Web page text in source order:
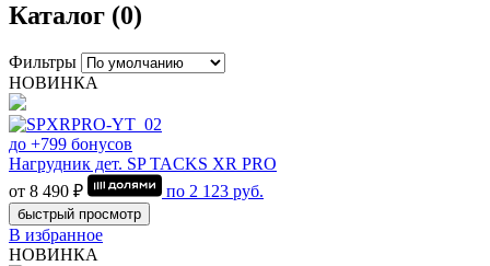
Каталог (0)
Фильтры
НОВИНКА
до +799 бонусов
Нагрудник дет. SP TACKS XR PRO
от 8 490 ₽
по 2 123 руб.
быстрый просмотр
В избранное
НОВИНКА